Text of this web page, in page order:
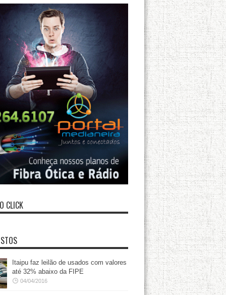
CLICK
Itaipu faz leilão de usados com valores
até 32% abaixo da FIPE
04/04/2016